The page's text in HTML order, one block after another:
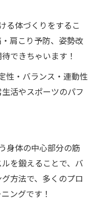
る体づくりをするこ
肩こり予防、姿勢改
できちゃいます！
性・バランス・連動性
活やスポーツのパフ
身体の中心部分の筋
を鍛えることで、バ
方法で、多くのプロ
ングです！